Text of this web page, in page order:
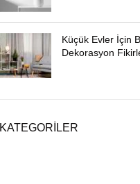
Küçük Evler İçin
Dekorasyon
KATEGORILER